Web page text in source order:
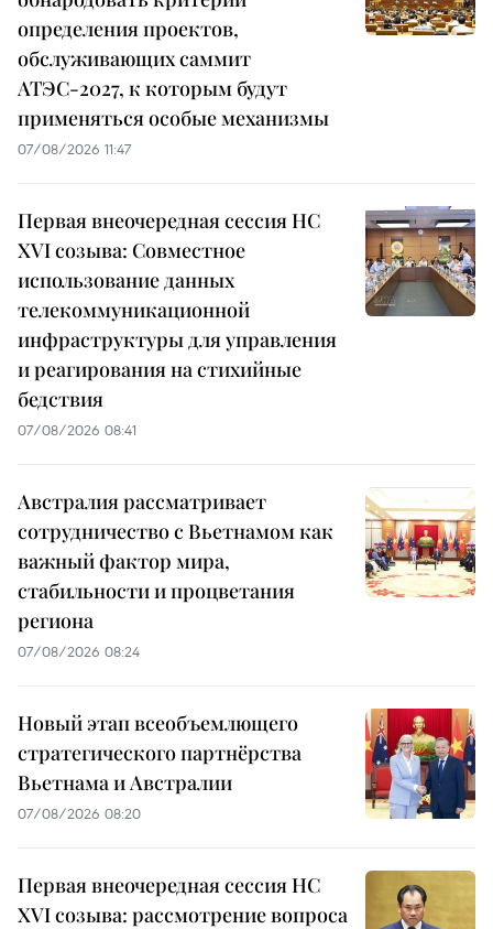
определения проектов,
обслуживающих саммит
АТЭС-2027, к которым будут
применяться особые механизмы
07/08/2026 11:47
Первая внеочередная сессия НС
XVI созыва: Совместное
использование данных
телекоммуникационной
инфраструктуры для управления
и реагирования на стихийные
бедствия
07/08/2026 08:41
Австралия рассматривает
сотрудничество с Вьетнамом как
важный фактор мира,
стабильности и процветания
региона
07/08/2026 08:24
Новый этап всеобъемлющего
стратегического партнёрства
Вьетнама и Австралии
07/08/2026 08:20
Первая внеочередная сессия НС
XVI созыва: рассмотрение вопроса